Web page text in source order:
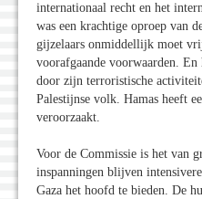
internationaal recht en het
was een krachtige oproep van
gijzelaars onmiddellijk moet
voorafgaande voorwaarden.
door zijn terroristische
Palestijnse volk. Hamas heeft
veroorzaakt.
Voor de Commissie is het van
inspanningen blijven
Gaza het hoofd te bieden. De